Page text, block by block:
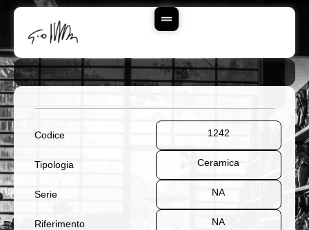
Contenuto
Codice 1242
Tipologia Ceramica
Serie NA
Riferimento NA